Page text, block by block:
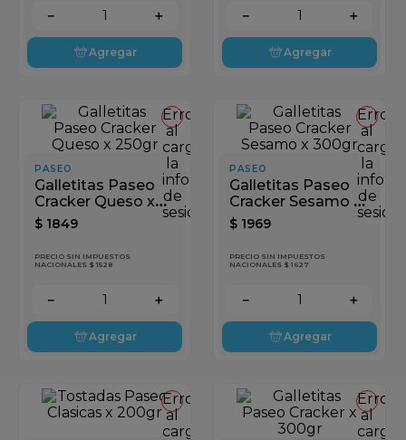
＋
－
Agregar
＋
－
Agregar
Error
al
cargar
la
información
de
sesión
PASEO
Galletitas Paseo
Cracker Queso x
250gr
$ 1849
PRECIO SIN IMPUESTOS
NACIONALES $ 1528
＋
－
Agregar
Error
al
cargar
la
de
sesión
PASEO
Galletitas Paseo
Cracker Sesamo x
300gr
$ 1969
PRECIO SIN IMPUESTOS
NACIONALES $ 1627
＋
－
Agregar
Error
al
cargar
Error
al
cargar